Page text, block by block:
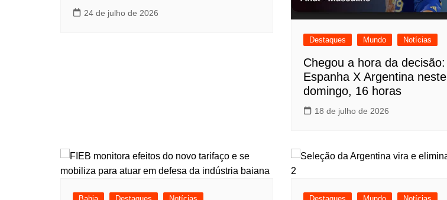
24 de julho de 2026
Destaques Mundo Notícias
Chegou a hora da decisão:
Espanha X Argentina neste
domingo, 16 horas
18 de julho de 2026